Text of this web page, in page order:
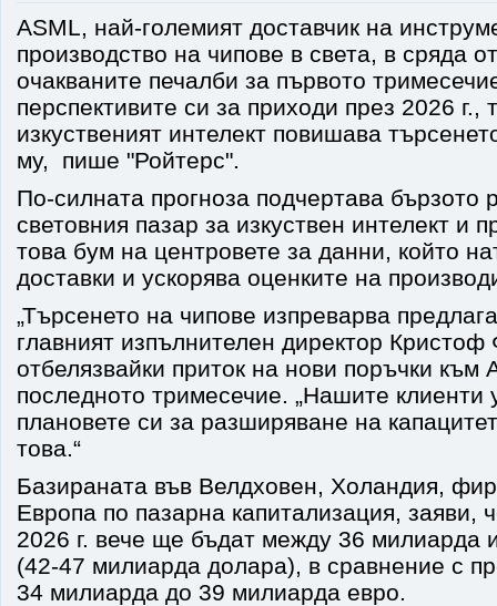
ASML, най-големият доставчик на
производство на чипове в света, в сряда
очакваните печалби за първото
перспективите си за приходи през 2026 г.,
изкуственият интелект повишава
му, пише "Ройтерс".
По-силната прогноза подчертава бързото
световния пазар за изкуствен интелект и
това бум на центровете за данни, който
доставки и ускорява оценките на
„Търсенето на чипове изпреварва
главният изпълнителен директор Кристоф
отбелязвайки приток на нови поръчки към
последното тримесечие. „Нашите клиенти
плановете си за разширяване на
това.“
Базираната във Велдховен, Холандия,
Европа по пазарна капитализация, заяви,
2026 г. вече ще бъдат между 36 милиарда
(42-47 милиарда долара), в сравнение с
34 милиарда до 39 милиарда евро.